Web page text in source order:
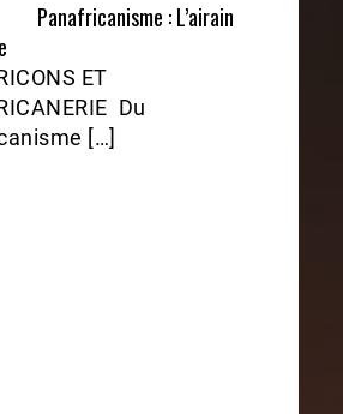
Panafricanisme : L’airain
ET
Du
[…]